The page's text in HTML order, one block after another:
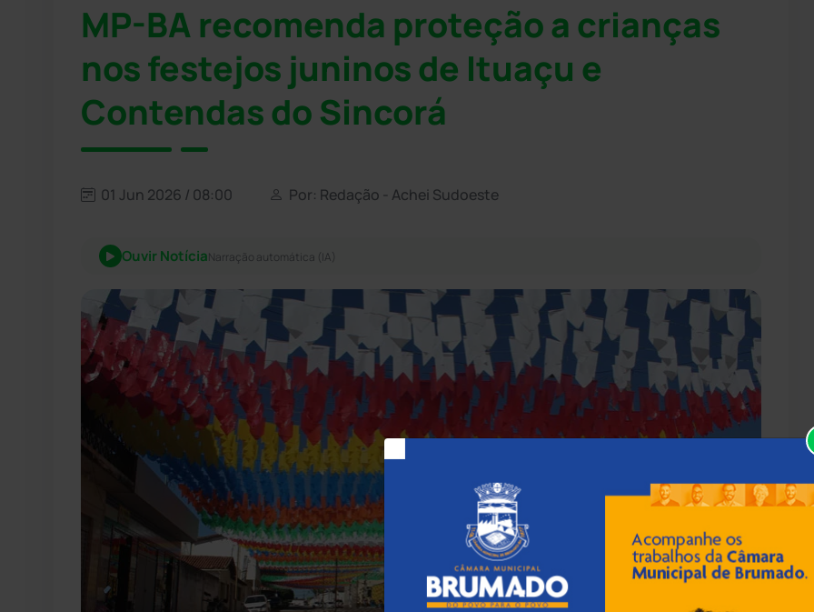
MP-BA recomenda proteção a crianças
nos festejos juninos de Ituaçu e
Contendas do Sincorá
01 Jun 2026 / 08:00 Por: Redação - Achei Sudoeste
Ouvir NotíciaNarração automática (IA)